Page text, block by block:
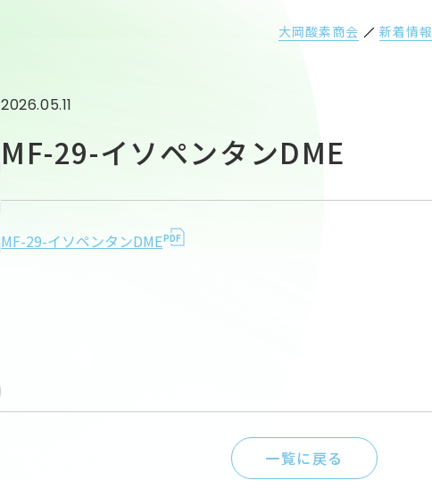
大岡酸素商会 新着情報
2026.05.11
MF-29-イソペンタンDME
MF-29-イソペンタンDME
一覧に戻る